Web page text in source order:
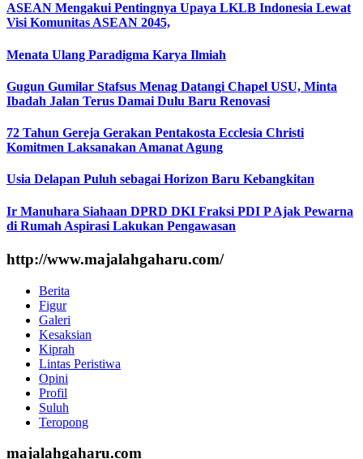
ASEAN Mengakui Pentingnya Upaya LKLB Indonesia Lewat
Visi Komunitas ASEAN 2045,
Menata Ulang Paradigma Karya Ilmiah
Gugun Gumilar Stafsus Menag Datangi Chapel USU, Minta
Ibadah Jalan Terus Damai Dulu Baru Renovasi
72 Tahun Gereja Gerakan Pentakosta Ecclesia Christi
Komitmen Laksanakan Amanat Agung
Usia Delapan Puluh sebagai Horizon Baru Kebangkitan
Ir Manuhara Siahaan DPRD DKI Fraksi PDI P Ajak Pewarna
di Rumah Aspirasi Lakukan Pengawasan
http://www.majalahgaharu.com/
Berita
Figur
Galeri
Kesaksian
Kiprah
Lintas Peristiwa
Opini
Profil
Suluh
Teropong
majalahgaharu.com